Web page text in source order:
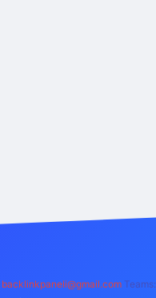
backlinkpaneli@gmail.com Teams: